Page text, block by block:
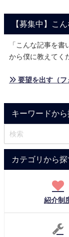
【募集中】こ
「こんな記事を
から僕に教えてく
» 要望を出す（フ
キーワードから
カテゴリから探
紹介制